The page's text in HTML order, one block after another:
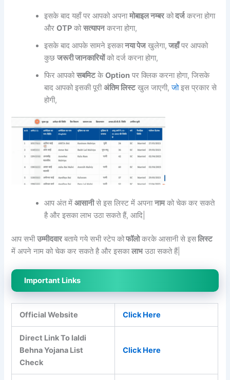
इसके बाद यहाँ पर आपको अपनामोबाइल नम्बरकोदर्जकरना होगा
औरOTP कोसत्यापनकरना होगा,
इसके बाद आपके सामने इसकानया पेजखुलेगा, जहाँपर आपको
कुछजरूरी जानकारियोंको दर्ज करना होगा,
फिर आपकोसबमिटकेOption पर क्लिक करना होगा, जिसके
बाद आपको इसकी पूरीअंतिम लिस्टखुल जाएगी,जोइस प्रकार से
होगी,
आप अंत मेंआसानीसे इस लिस्ट में अपनानामको चेक कर सकते
है और इसका लाभ उठा सकते हैं, आदि|
आप सभीउम्मीदवारबताये गये सभी स्टेप कोफॉलोकरके आसानी से इसलिस्ट
में अपने नाम को चेक कर सकते है और इसकालाभउठा सकते हैं|
Important Links
Official Website Click Here
Direct Link To laldi
Behna Yojana List
Check
Click Here